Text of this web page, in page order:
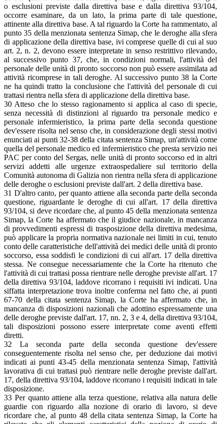
o esclusioni previste dalla direttiva base e dalla direttiva 93/104,
occorre esaminare, da un lato, la prima parte di tale questione,
attinente alla direttiva base. A tal riguardo la Corte ha rammentato, al
punto 35 della menzionata sentenza Simap, che le deroghe alla sfera
di applicazione della direttiva base, ivi comprese quelle di cui al suo
art. 2, n. 2, devono essere interpretate in senso restrittivo rilevando,
al successivo punto 37, che, in condizioni normali, l'attività del
personale delle unità di pronto soccorso non può essere assimilata ad
attività ricomprese in tali deroghe. Al successivo punto 38 la Corte
ne ha quindi tratto la conclusione che l'attività del personale di cui
trattasi rientra nella sfera di applicazione della direttiva base.
30 Atteso che lo stesso ragionamento si applica al caso di specie,
senza necessità di distinzioni al riguardo tra personale medico e
personale infermieristico, la prima parte della seconda questione
dev'essere risolta nel senso che, in considerazione degli stessi motivi
enunciati ai punti 32-38 della citata sentenza Simap, un'attività come
quella del personale medico ed infermieristico che presta servizio nei
PAC per conto del Sergas, nelle unità di pronto soccorso ed in altri
servizi addetti alle urgenze extraospedaliere sul territorio della
Comunità autonoma di Galizia non rientra nella sfera di applicazione
delle deroghe o esclusioni previste dall'art. 2 della direttiva base.
31 D'altro canto, per quanto attiene alla seconda parte della seconda
questione, riguardante le deroghe di cui all'art. 17 della direttiva
93/104, si deve ricordare che, al punto 45 della menzionata sentenza
Simap, la Corte ha affermato che il giudice nazionale, in mancanza
di provvedimenti espressi di trasposizione della direttiva medesima,
può applicare la propria normativa nazionale nei limiti in cui, tenuto
conto delle caratteristiche dell'attività dei medici delle unità di pronto
soccorso, essa soddisfi le condizioni di cui all'art. 17 della direttiva
stessa. Ne consegue necessariamente che la Corte ha ritenuto che
l'attività di cui trattasi possa rientrare nelle deroghe previste all'art. 17
della direttiva 93/104, laddove ricorrano i requisiti ivi indicati. Una
siffatta interpretazione trova inoltre conferma nel fatto che, ai punti
67-70 della citata sentenza Simap, la Corte ha affermato che, in
mancanza di disposizioni nazionali che adottino espressamente una
delle deroghe previste dall'art. 17, nn. 2, 3 e 4, della direttiva 93/104,
tali disposizioni possono essere interpretate come aventi effetti
diretti.
32 La seconda parte della seconda questione dev'essere
conseguentemente risolta nel senso che, per deduzione dai motivi
indicati ai punti 43-45 della menzionata sentenza Simap, l'attività
lavorativa di cui trattasi può rientrare nelle deroghe previste dall'art.
17, della direttiva 93/104, laddove ricorrano i requisiti indicati in tale
disposizione.
33 Per quanto attiene alla terza questione, relativa alla natura delle
guardie con riguardo alla nozione di orario di lavoro, si deve
ricordare che, al punto 48 della citata sentenza Simap, la Corte ha